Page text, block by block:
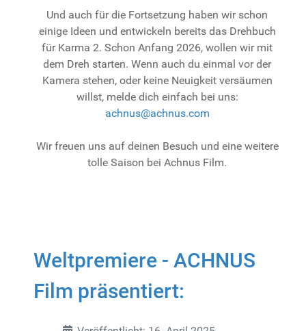
Und auch für die Fortsetzung haben wir schon
einige Ideen und entwickeln bereits das Drehbuch
für Karma 2. Schon Anfang 2026, wollen wir mit
dem Dreh starten. Wenn auch du einmal vor der
Kamera stehen, oder keine Neuigkeit versäumen
willst, melde dich einfach bei uns:
achnus@achnus.com
Wir freuen uns auf deinen Besuch und eine weitere
tolle Saison bei Achnus Film.
Weltpremiere - ACHNUS
Film präsentiert: